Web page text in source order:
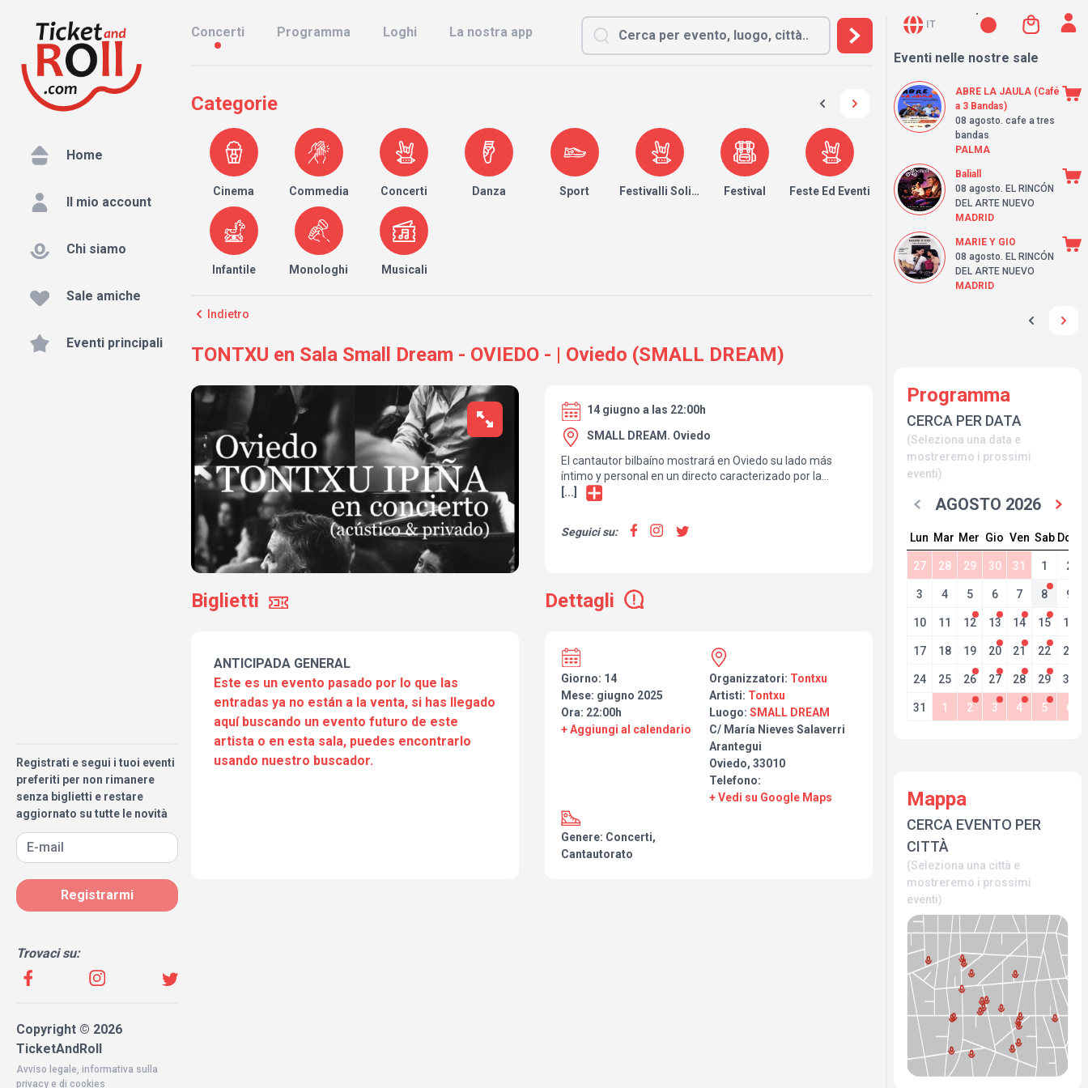
Home
Il mio account
Chi siamo
Sale amiche
Eventi principali
Registrati e segui i tuoi eventi
preferiti per non rimanere
senza biglietti e restare
aggiornato su tutte le novità
Registrarmi
Trovaci su:
Copyright © 2026
TicketAndRoll
Avviso legale, informativa sulla
privacy e di cookies
Concerti Programma Loghi La nostra app
Categorie
Cinema Commedia Concerti Danza Sport Festivalli Solidari Festival Feste Ed Eventi
Infantile Monologhi Musicali
Indietro
TONTXU en Sala Small Dream - OVIEDO - | Oviedo (SMALL DREAM)
14 giugno a las 22:00h
SMALL DREAM. Oviedo
El cantautor bilbaíno mostrará en Oviedo su lado más
íntimo y personal en un directo caracterizado por la
cercanía con su público más fiel.
[...]
Seguici su:
Biglietti Dettagli
ANTICIPADA GENERAL
Este es un evento pasado por lo que las
entradas ya no están a la venta, si has llegado
aquí buscando un evento futuro de este
artista o en esta sala, puedes encontrarlo
usando nuestro buscador.
Giorno: 14
Mese: giugno 2025
Ora: 22:00h
+ Aggiungi al calendario
Organizzatori: Tontxu
Artisti: Tontxu
Luogo: SMALL DREAM
C/ María Nieves Salaverri
Arantegui
Oviedo, 33010
Telefono:
+ Vedi su Google Maps
Genere: Concerti,
Cantautorato
IT
Eventi nelle nostre sale
ABRE LA JAULA (Café
a 3 Bandas)
08 agosto. cafe a tres
bandas
PALMA
Baliall
08 agosto. EL RINCÓN
DEL ARTE NUEVO
MADRID
MARIE Y GIO
08 agosto. EL RINCÓN
DEL ARTE NUEVO
MADRID
Programma
CERCA PER DATA
(Seleziona una data e
mostreremo i prossimi
eventi)
AGOSTO 2026
Lun Mar Mer Gio Ven Sab Dom
27 28 29 30 31 1 2
3 4 5 6 7 8 9
10 11 12 13 14 15 16
17 18 19 20 21 22 23
24 25 26 27 28 29 30
31 1 2 3 4 5 6
Mappa
CERCA EVENTO PER
CITTÀ
(Seleziona una città e
mostreremo i prossimi
eventi)